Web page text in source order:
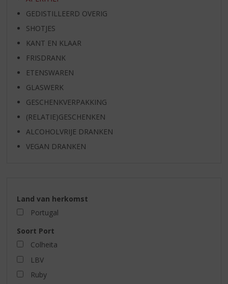
GEDISTILLEERD OVERIG
SHOTJES
KANT EN KLAAR
FRISDRANK
ETENSWAREN
GLASWERK
GESCHENKVERPAKKING
(RELATIE)GESCHENKEN
ALCOHOLVRIJE DRANKEN
VEGAN DRANKEN
Land van herkomst
Portugal
Soort Port
Colheita
LBV
Ruby